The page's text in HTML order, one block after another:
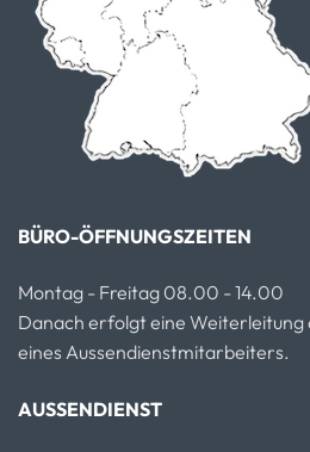
BÜRO-ÖFFNUNGSZEITEN
Montag - Freitag 08.00 - 14.00
Danach erfolgt eine Weiterleitung
eines Aussendienstmitarbeiters.
AUSSENDIENST